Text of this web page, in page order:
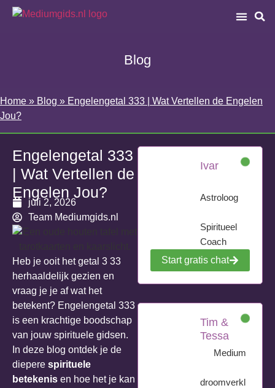
Blog
Home » Blog » Engelengetal 333 | Wat Vertellen de Engelen
Jou?
Engelengetal 333
| Wat Vertellen de
Engelen Jou?
juli 2, 2026
Team Mediumgids.nl
Heb je ooit het getal 3 33
herhaaldelijk gezien en
vraag je je af wat het
betekent? Engelengetal 333
is een krachtige boodschap
van jouw spirituele gidsen.
In deze blog ontdek je de
diepere spirituele
betekenis en hoe het je kan
Ivar
Astroloog
Spiritueel
Coach
Start gratis chat
Tim &
Tessa
Medium
droomverkl